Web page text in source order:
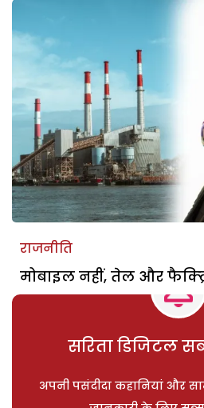
राजनीति
मोबाइल नहीं, तेल और
सरिता डिजिटल
अपनी पसंदीदा कहानियां और